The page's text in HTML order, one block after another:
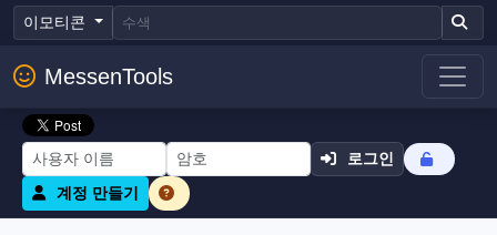
이모티콘
MessenTools
로그인
계정 만들기